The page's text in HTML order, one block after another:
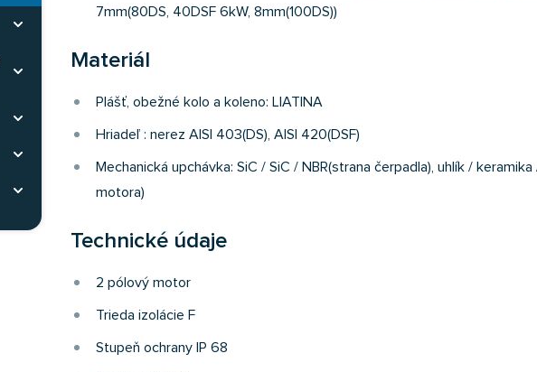
Rozbaliť kategóriu
Rozbaliť kategóriu
Rozbaliť kategóriu
Rozbaliť kategóriu
Rozbaliť kategóriu
7mm(80DS, 40DSF 6kW, 8mm(100DS))
Materiál
Plášť, obežné kolo a koleno: LIATINA
Hriadeľ : nerez AISI 403(DS), AISI 420(DSF)
Mechanická upchávka: SiC / SiC / NBR(strana čerpadla), uhlík / keramika
motora)
Technické údaje
2 pólový motor
Trieda izolácie F
Stupeň ochrany IP 68